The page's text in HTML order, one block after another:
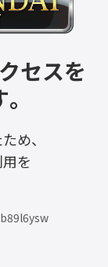
セスを
め、
を